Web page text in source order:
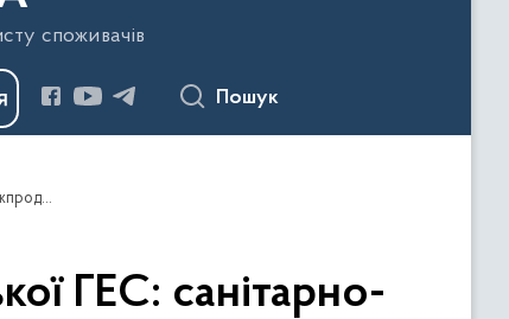
споживачів
Пошук
6 червня минає рік після підриву греблі Каховської ГЕС: санітарно-епідемічна ситуація під постійним контролем Держпродспоживслужби
ГЕС: санітарно-